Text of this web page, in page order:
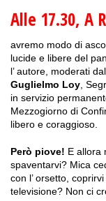
Alle 17.30, A
avremo modo di
lucide e libere del
l’ autore, moderati
Guglielmo Loy ,
in servizio
Mezzogiorno di
libero e coraggioso.
Però piove! E allora
spaventarvi? Mica
con l’ orsetto,
televisione? Non ci